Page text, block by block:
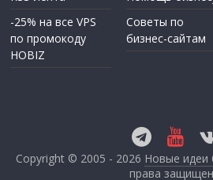
-25% на все VPS
по промокоду
HOBIZ
Советы по
бизнес-сайтам
Copyright © 2005 - 2026 Новые идеи
права